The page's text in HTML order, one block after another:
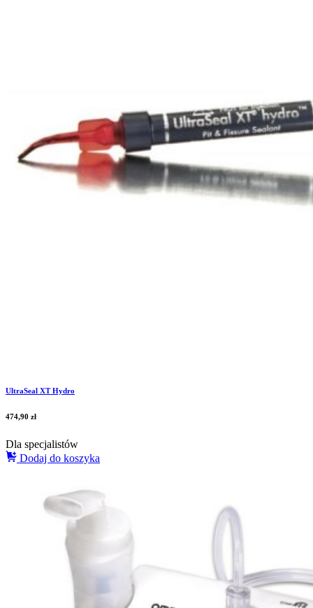
UltraSeal XT Hydro
474,90 zł
Dla specjalistów
Dodaj do koszyka